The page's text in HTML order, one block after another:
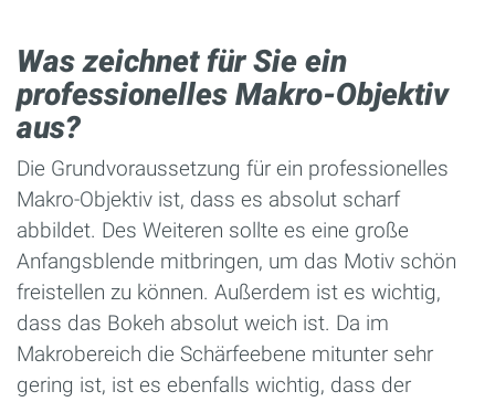
Was zeichnet für Sie ein
professionelles Makro-Objektiv
aus?
Die Grundvoraussetzung für ein professionelles
Makro-Objektiv ist, dass es absolut scharf
abbildet. Des Weiteren sollte es eine große
Anfangsblende mitbringen, um das Motiv schön
freistellen zu können. Außerdem ist es wichtig,
dass das Bokeh absolut weich ist. Da im
Makrobereich die Schärfeebene mitunter sehr
gering ist, ist es ebenfalls wichtig, dass der